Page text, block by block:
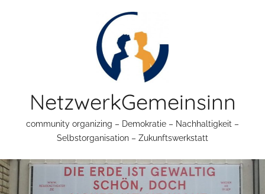
NetzwerkGemeinsinn
community organizing – Demokratie – Nachhaltigkeit –
Selbstorganisation – Zukunftswerkstatt